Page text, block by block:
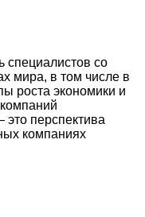
специалистов со
мира, в том числе в
роста экономики и
перспектива
компаниях